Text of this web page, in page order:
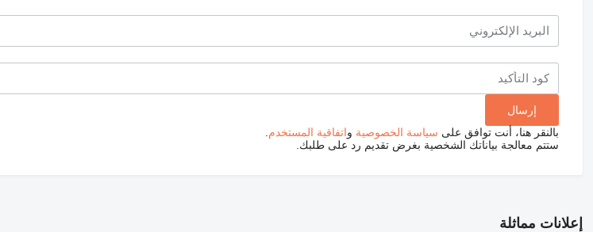
بالنقر هنا، أنت توافق على سياسة الخصوصية واتفاقية المستخدم
ستتم معالجة بياناتك الشخصية بغرض تقديم رد على طلبك.
إعلانات مماثلة